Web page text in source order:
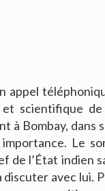
appel
scientifique
à Bombay, dans
Le
de l’État indien
avec lui.